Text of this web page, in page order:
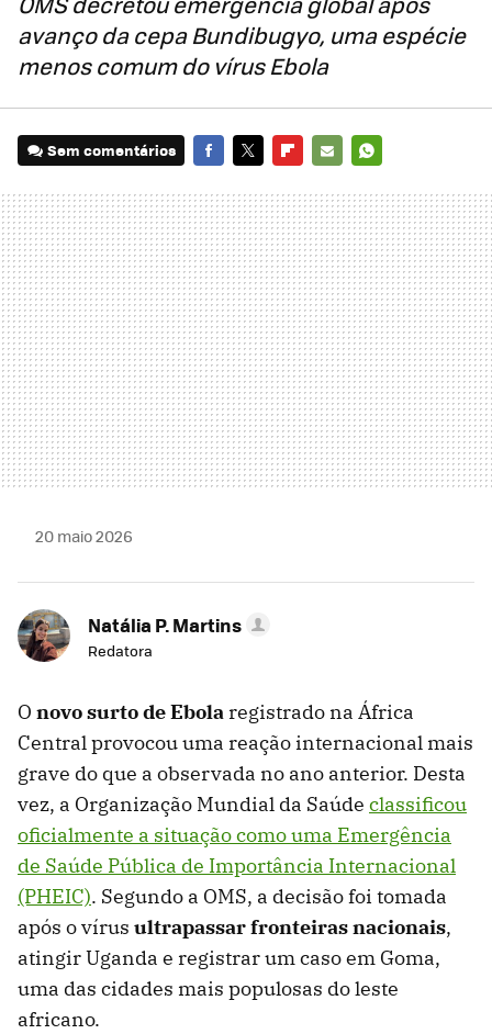
avanço da cepa Bundibugyo, uma espécie
menos comum do vírus Ebola
Sem comentários
MAIL
20 maio 2026
Natália P. Martins
Redatora
O novo surto de Ebola registrado na África
Central provocou uma reação internacional mais
grave do que a observada no ano anterior. Desta
vez, a Organização Mundial da Saúde classificou
oficialmente a situação como uma Emergência
de Saúde Pública de Importância Internacional
(PHEIC). Segundo a OMS, a decisão foi tomada
após o vírus ultrapassar fronteiras nacionais,
atingir Uganda e registrar um caso em Goma,
uma das cidades mais populosas do leste
africano.